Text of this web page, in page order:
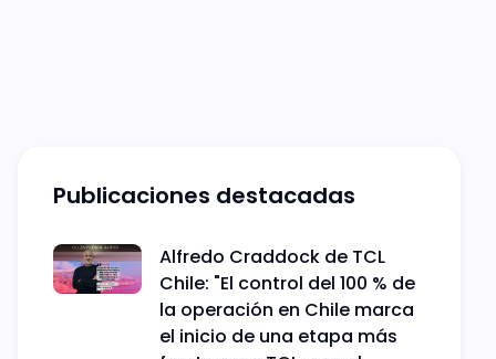
Publicaciones destacadas
Alfredo Craddock de TCL
Chile: "El control del 100 % de
la operación en Chile marca
el inicio de una etapa más